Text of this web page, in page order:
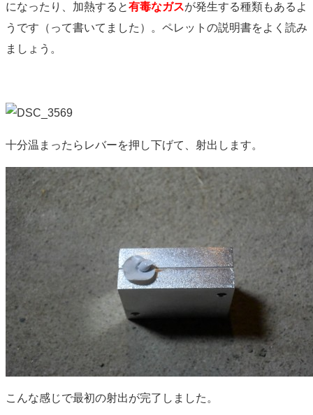
になったり、加熱すると有毒なガスが発生する種類もあるよ
うです（って書いてました）。ペレットの説明書をよく読み
ましょう。
十分温まったらレバーを押し下げて、射出します。
こんな感じで最初の射出が完了しました。